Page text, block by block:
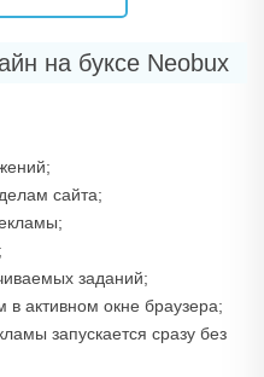
на буксе Neobux
сайта;
заданий;
активном окне браузера;
запускается сразу без